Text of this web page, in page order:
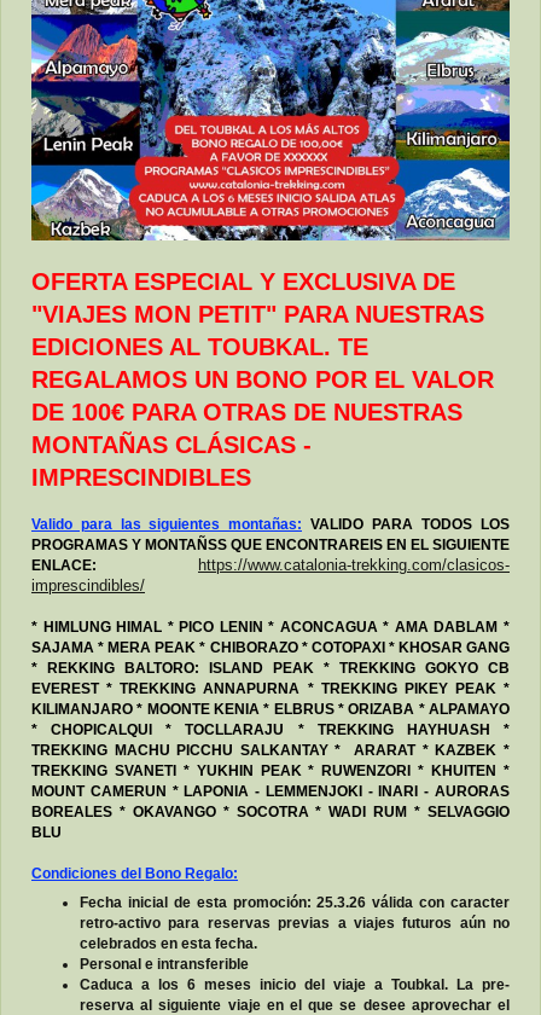
OFERTA ESPECIAL Y EXCLUSIVA DE
"VIAJES MON PETIT" PARA NUESTRAS
EDICIONES AL TOUBKAL. TE
REGALAMOS UN BONO POR EL VALOR
DE 100€ PARA OTRAS DE NUESTRAS
MONTAÑAS CLÁSICAS -
IMPRESCINDIBLES
Valido para las siguientes montañas: VALIDO PARA TODOS LOS
PROGRAMAS Y MONTAÑSS QUE ENCONTRAREIS EN EL SIGUIENTE
ENLACE:
https://www.catalonia-trekking.com/clasicos-
imprescindibles/
* HIMLUNG HIMAL * PICO LENIN * ACONCAGUA * AMA DABLAM *
SAJAMA * MERA PEAK * CHIBORAZO * COTOPAXI * KHOSAR GANG
* REKKING BALTORO: ISLAND PEAK * TREKKING GOKYO CB
EVEREST * TREKKING ANNAPURNA * TREKKING PIKEY PEAK *
KILIMANJARO * MOONTE KENIA * ELBRUS * ORIZABA * ALPAMAYO
* CHOPICALQUI * TOCLLARAJU * TREKKING HAYHUASH *
TREKKING MACHU PICCHU SALKANTAY * ARARAT * KAZBEK *
TREKKING SVANETI * YUKHIN PEAK * RUWENZORI * KHUITEN *
MOUNT CAMERUN * LAPONIA - LEMMENJOKI - INARI - AURORAS
BOREALES * OKAVANGO * SOCOTRA * WADI RUM * SELVAGGIO
BLU
Condiciones del Bono Regalo:
Fecha inicial de esta promoción: 25.3.26 válida con caracter
retro-activo para reservas previas a viajes futuros aún no
celebrados en esta fecha.
Personal e intransferible
Caduca a los 6 meses inicio del viaje a Toubkal. La pre-
reserva al siguiente viaje en el que se desee aprovechar el